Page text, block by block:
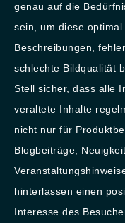
genau auf die
sein, um diese
Beschreibungen,
schlechte Bildqualität
Stell sicher, dass alle
veraltete Inhalte
nicht nur für
Blogbeiträge,
hinterlassen einen
Interesse des